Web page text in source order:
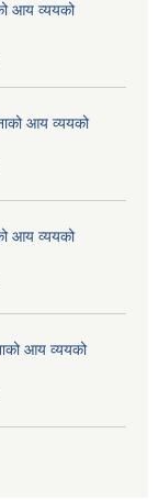
आय व्ययको
आय व्ययको
आय व्ययको
आय व्ययको